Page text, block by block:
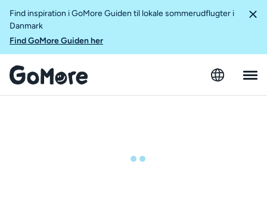
Find inspiration i GoMore Guiden til lokale sommerudflugter i
Danmark
Find GoMore Guiden her